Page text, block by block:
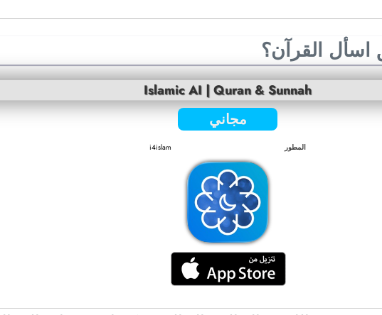
القرآن؟
Islamic AI | Quran & Sunnah
مجاني
المطور i4islam